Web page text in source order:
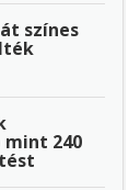
színes
mint 240